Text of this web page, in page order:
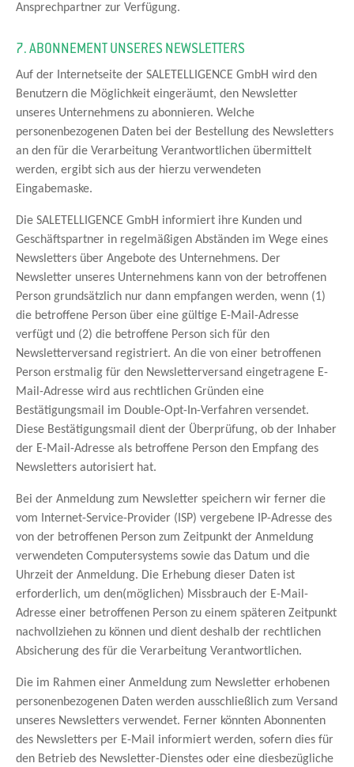
Ansprechpartner zur Verfügung.
7. ABONNEMENT UNSERES NEWSLETTERS
Auf der Internetseite der SALETELLIGENCE GmbH wird den
Benutzern die Möglichkeit eingeräumt, den Newsletter
unseres Unternehmens zu abonnieren. Welche
personenbezogenen Daten bei der Bestellung des Newsletters
an den für die Verarbeitung Verantwortlichen übermittelt
werden, ergibt sich aus der hierzu verwendeten
Eingabemaske.
Die SALETELLIGENCE GmbH informiert ihre Kunden und
Geschäftspartner in regelmäßigen Abständen im Wege eines
Newsletters über Angebote des Unternehmens. Der
Newsletter unseres Unternehmens kann von der betroffenen
Person grundsätzlich nur dann empfangen werden, wenn (1)
die betroffene Person über eine gültige E-Mail-Adresse
verfügt und (2) die betroffene Person sich für den
Newsletterversand registriert. An die von einer betroffenen
Person erstmalig für den Newsletterversand eingetragene E-
Mail-Adresse wird aus rechtlichen Gründen eine
Bestätigungsmail im Double-Opt-In-Verfahren versendet.
Diese Bestätigungsmail dient der Überprüfung, ob der Inhaber
der E-Mail-Adresse als betroffene Person den Empfang des
Newsletters autorisiert hat.
Bei der Anmeldung zum Newsletter speichern wir ferner die
vom Internet-Service-Provider (ISP) vergebene IP-Adresse des
von der betroffenen Person zum Zeitpunkt der Anmeldung
verwendeten Computersystems sowie das Datum und die
Uhrzeit der Anmeldung. Die Erhebung dieser Daten ist
erforderlich, um den(möglichen) Missbrauch der E-Mail-
Adresse einer betroffenen Person zu einem späteren Zeitpunkt
nachvollziehen zu können und dient deshalb der rechtlichen
Absicherung des für die Verarbeitung Verantwortlichen.
Die im Rahmen einer Anmeldung zum Newsletter erhobenen
personenbezogenen Daten werden ausschließlich zum Versand
unseres Newsletters verwendet. Ferner könnten Abonnenten
des Newsletters per E-Mail informiert werden, sofern dies für
den Betrieb des Newsletter-Dienstes oder eine diesbezügliche